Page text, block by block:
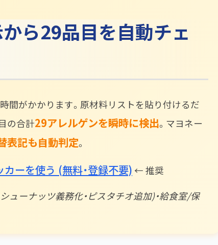
ら29品目を自動チェ
間がかかります。原材料リストを貼り付けるだ
の合計29アレルゲンを瞬時に検出​。マヨネー
表記も自動判定​。
ーを使う (無料・登録不要) ← 推奨
ューナッツ義務化・ピスタチオ追加)・給食室/保